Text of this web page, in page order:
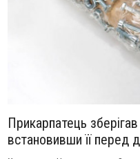
Прикарпатець
встановивши її перед